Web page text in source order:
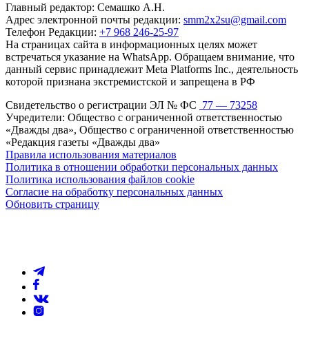
Главный редактор: Семашко А.Н.
Адрес электронной почты редакции: smm2x2su@gmail.com
Телефон Редакции: +7 968 246-25-97
На страницах сайта в информационных целях может
встречаться указание на WhatsApp. Обращаем внимание, что
данный сервис принадлежит Meta Platforms Inc., деятельность
которой признана экстремистской и запрещена в РФ
Свидетельство о регистрации ЭЛ № ФС 77 — 73258
Учредители: Общество с ограниченной ответственностью
«Дважды два», Общество с ограниченной ответственностью
«Редакция газеты «Дважды два»
Правила использования материалов
Политика в отношении обработки персональных данных
Политика использования файлов cookie
Согласие на обработку персональных данных
Обновить страницу